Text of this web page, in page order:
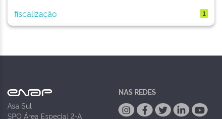
fiscalização 1
Asa Sul
SPO Área Especial 2-A
NAS REDES